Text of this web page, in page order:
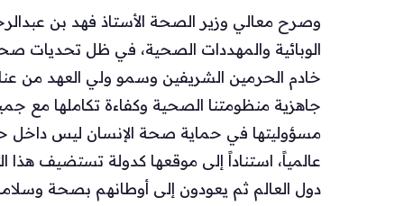
وصرح معالي وزير الصحة الأستاذ فهد بن
الوبائية والمهددات الصحية، في ظل تحديات
خادم الحرمين الشريفين وسمو ولي العهد من
جاهزية منظومتنا الصحية وكفاءة تكاملها مع
مسؤوليتها في حماية صحة الإنسان ليس داخل
عالمياً، استناداً إلى موقعها كدولة تستضيف
دول العالم ثم يعودون إلى أوطانهم بصحة